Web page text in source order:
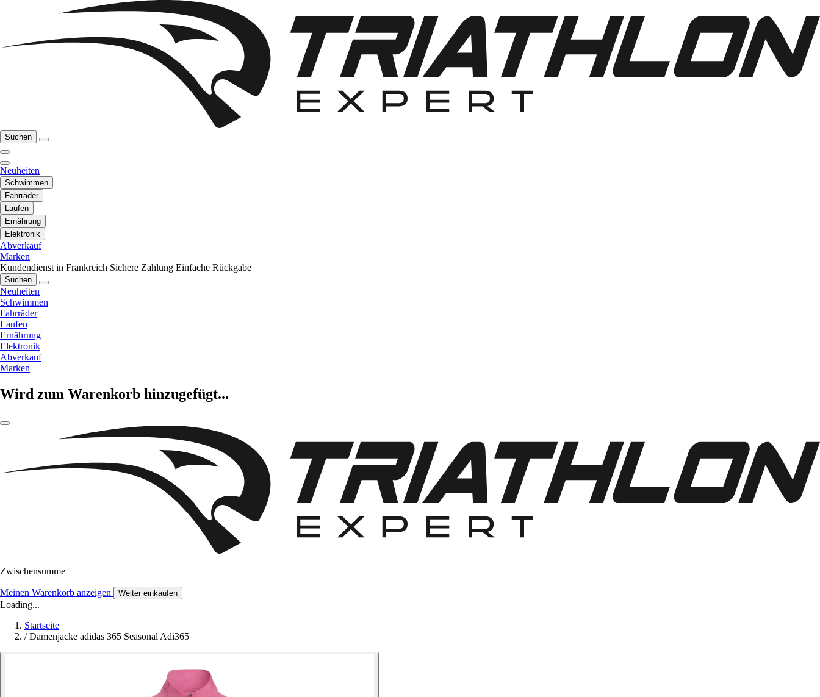
Suchen
Neuheiten
Schwimmen
Fahrräder
Laufen
Ernährung
Elektronik
Abverkauf
Marken
Kundendienst in Frankreich Sichere Zahlung Einfache Rückgabe
Suchen
Neuheiten
Schwimmen
Fahrräder
Laufen
Ernährung
Elektronik
Abverkauf
Marken
Wird zum Warenkorb hinzugefügt...
Zwischensumme
Meinen Warenkorb anzeigen Weiter einkaufen
Loading...
Startseite
/ Damenjacke adidas 365 Seasonal Adi365